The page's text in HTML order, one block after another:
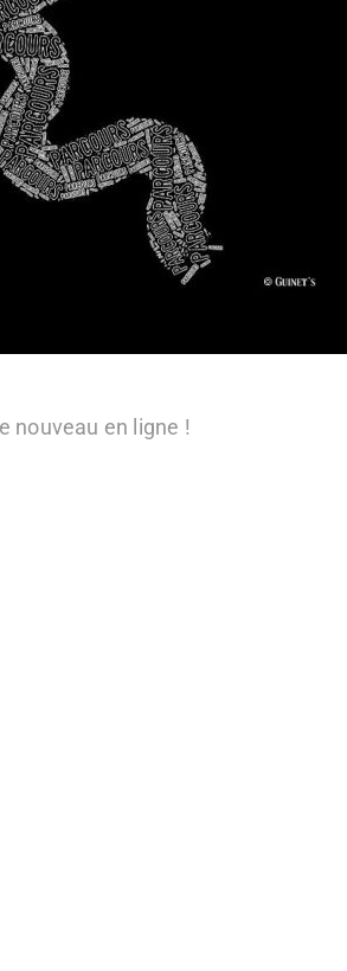
nouveau en ligne !